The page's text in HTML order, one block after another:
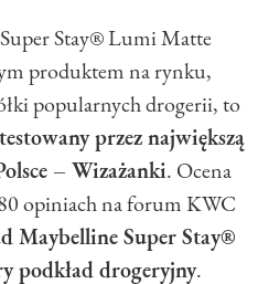
Stay® Lumi Matte
produktem na rynku,
popularnych drogerii, to
przez największą
– Wizażanki. Ocena
opiniach na forum KWC
Maybelline Super Stay®
podkład drogeryjny.